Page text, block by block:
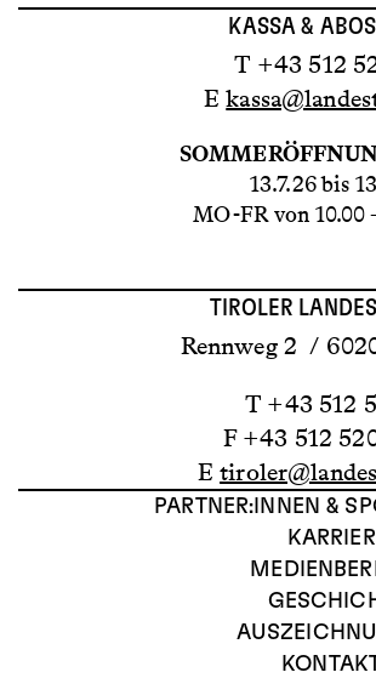
KASSA &
T +43 512
E
13.7.26 bis
MO-FR von 10.00
TIROLER
Rennweg 2 /
T +43 512
F +43 512
E
PARTNER:INNEN &